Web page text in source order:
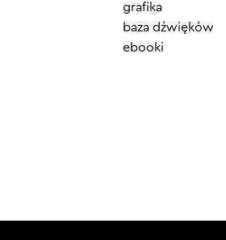
grafika
baza dźwięków
ebooki